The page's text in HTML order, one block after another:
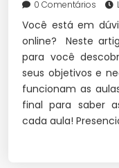
0 Comentários
Você está em
online? Neste
para você
seus objetivos e
funcionam as
final para saber
cada aula!